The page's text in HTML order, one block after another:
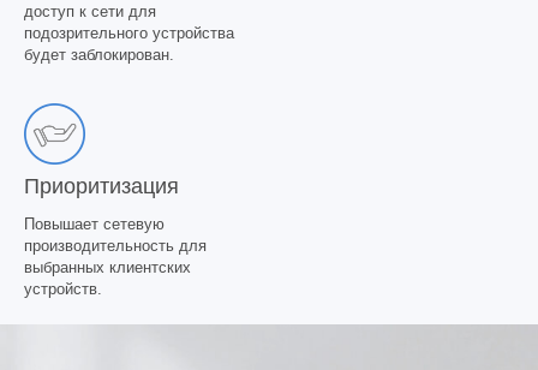
Приоритизация
Повышает сетевую
производительность для
выбранных клиентских
устройств.
доступ к сети для
подозрительного устройства
будет заблокирован.